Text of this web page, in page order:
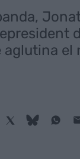
el